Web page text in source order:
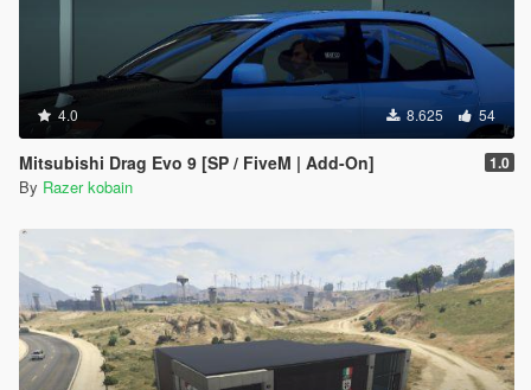
4.0 8.625 54
Mitsubishi Drag Evo 9 [SP / FiveM | Add-On] 1.0
By Razer kobain